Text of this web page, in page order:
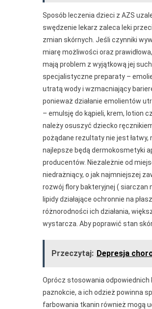
Sposób leczenia dzieci z AZS
swędzenie lekarz zaleca leki
zmian skórnych. Jeśli czynniki
miarę możliwości oraz
mają problem z wyjątkową jej
specjalistyczne preparaty –
utratą wody i wzmacniający
ponieważ działanie emolientów
– emulsję do kąpieli, krem, lotion
należy osuszyć dziecko
pożądane rezultaty nie jest
najlepsze będą dermokosmetyki
producentów. Niezależnie od
niedrażniący, o jak najmniejszej
rozwój flory bakteryjnej ( siarczan
lipidy działające ochronnie na
różnorodności ich działania,
wystarcza. Aby poprawić stan
Przeczytaj: Depresja
Oprócz stosowania
paznokcie, a ich odzież powinna
farbowania tkanin również mogą